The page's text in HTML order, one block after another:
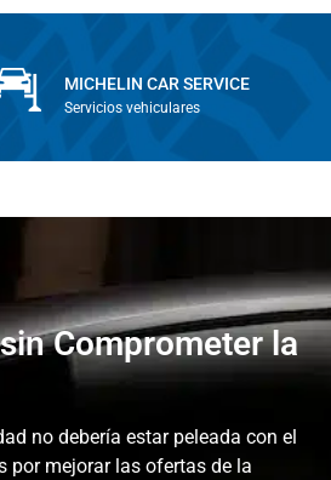
MICHELIN CAR SERVICE
Servicios vehiculares
Comprometer la
no debería estar peleada con el
por mejorar las ofertas de la